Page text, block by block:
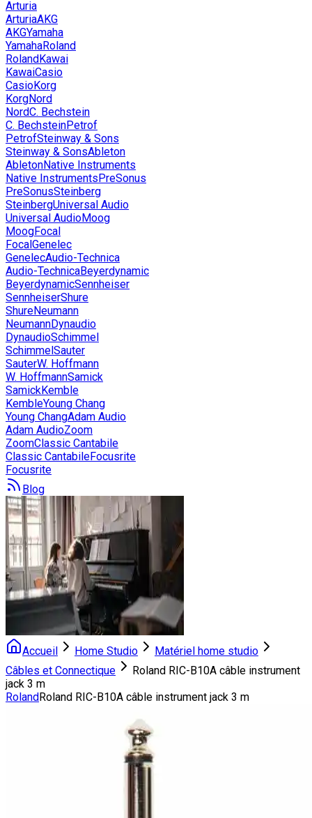
Arturia
ArturiaAKG
AKGYamaha
YamahaRoland
RolandKawai
KawaiCasio
CasioKorg
KorgNord
NordC. Bechstein
C. BechsteinPetrof
PetrofSteinway & Sons
Steinway & SonsAbleton
AbletonNative Instruments
Native InstrumentsPreSonus
PreSonusSteinberg
SteinbergUniversal Audio
Universal AudioMoog
MoogFocal
FocalGenelec
GenelecAudio-Technica
Audio-TechnicaBeyerdynamic
BeyerdynamicSennheiser
SennheiserShure
ShureNeumann
NeumannDynaudio
DynaudioSchimmel
SchimmelSauter
SauterW. Hoffmann
W. HoffmannSamick
SamickKemble
KembleYoung Chang
Young ChangAdam Audio
Adam AudioZoom
ZoomClassic Cantabile
Classic CantabileFocusrite
Focusrite
Blog
Accueil Home Studio
Matériel home studio
Câbles et Connectique
Roland RIC-B10A câble instrument
jack 3 m
RolandRoland RIC-B10A câble instrument jack 3 m